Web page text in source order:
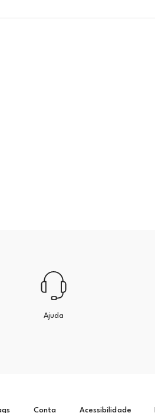
Ajuda
Conta Acessibilidade